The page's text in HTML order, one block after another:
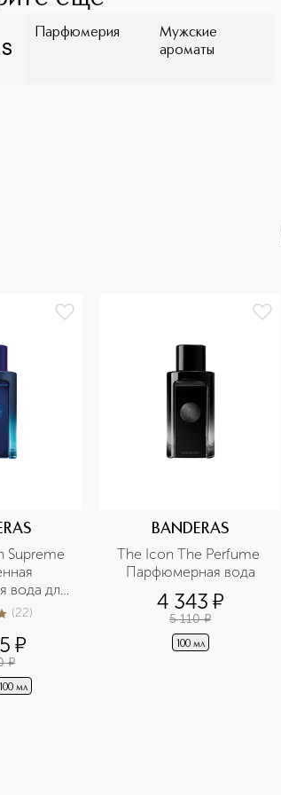
Парфюмерия
Мужские
ароматы
Supreme
вода для
(22)
¤
¤
100 мл
BANDERAS
The Icon The Perfume
Парфюмерная вода
4 343 ¤
5 110 ¤
100 мл